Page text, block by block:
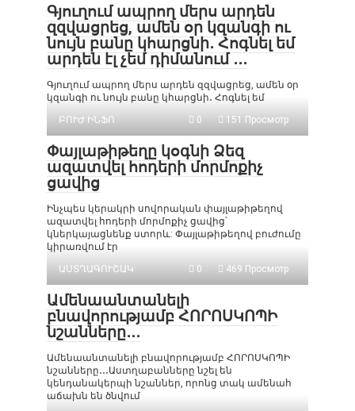
Գյուղում ապրող մերս արդեն
զզվացրեց, ամեն օր կզանգի ու
նույն բանը կհարցնի․ Հոգնել եմ
արդեն էլ չեմ դիմանում ․․․
Գյուղում ապրող մերս արդեն զզվացրեց, ամեն օր
կզանգի ու նույն բանը կհարցնի․ Հոգնել եմ
ԲՈՒԺ ԻՆՖՈ
0 151 Просмотр
Փայլաթիթեղը կօգնի Ձեզ
ազատվել հոդերի մորմոքիչ
ցավից
Ինչպես կերակրի սովորական փայլաթիթեղով
ազատվել հոդերի մորմոքիչ ցավից՝
կներկայացնենք ստորև: Փայլաթիթեղով բուժումը
կիրառվում էր
ԱՍՏՂԱԳՈՒՇԱԿ
0 469 Просмотр
Ամենաանտանելի
բնավորությամբ ՀՈՐՈՍԿՈՊԻ
նշանները․․․
Ամենաանտանելի բնավորությամբ ՀՈՐՈՍԿՈՊԻ
նշանները․․․Աստղաբանները նշել են
կենդանակերպի նշաններ, որոնց տակ ամենահ
աճախն են ծնվում